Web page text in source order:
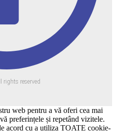
reserved
web pentru a vă oferi cea mai
preferințele și repetând vizitele.
acord cu a utiliza TOATE cookie-